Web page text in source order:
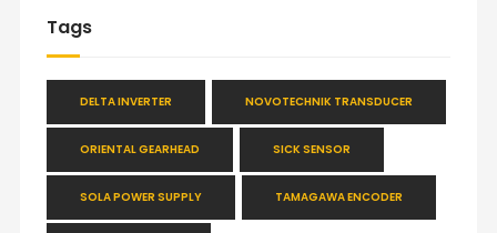
Tags
DELTA INVERTER NOVOTECHNIK TRANSDUCER
ORIENTAL GEARHEAD SICK SENSOR
SOLA POWER SUPPLY TAMAGAWA ENCODER